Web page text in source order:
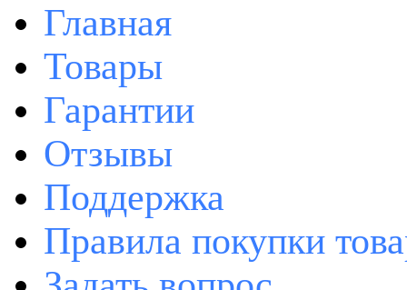
Главная
Товары
Гарантии
Отзывы
Поддержка
Правила покупки